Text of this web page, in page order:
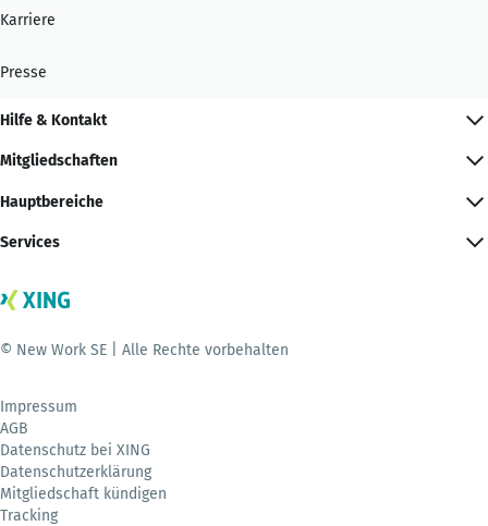
Karriere
Presse
Hilfe & Kontakt
Mitgliedschaften
Hauptbereiche
Services
© New Work SE | Alle Rechte vorbehalten
Impressum
AGB
Datenschutz bei XING
Datenschutzerklärung
Mitgliedschaft kündigen
Tracking